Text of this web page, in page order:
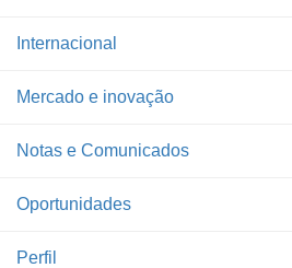
Internacional
Mercado e inovação
Notas e Comunicados
Oportunidades
Perfil